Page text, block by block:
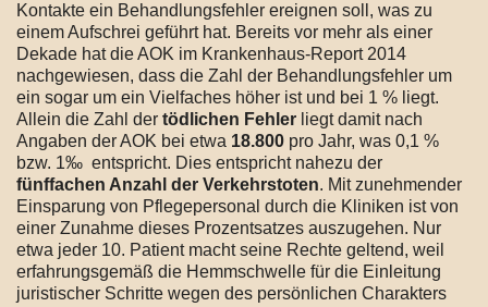
Kontakte ein Behandlungsfehler ereignen soll, was zu
einem Aufschrei geführt hat. Bereits vor mehr als einer
Dekade hat die AOK im Krankenhaus-Report 2014
nachgewiesen, dass die Zahl der Behandlungsfehler um
ein sogar um ein Vielfaches höher ist und bei 1 % liegt.
Allein die Zahl der tödlichen Fehler liegt damit nach
Angaben der AOK bei etwa 18.800 pro Jahr, was 0,1 %
bzw. 1‰ entspricht. Dies entspricht nahezu der
fünffachen Anzahl der Verkehrstoten. Mit zunehmender
Einsparung von Pflegepersonal durch die Kliniken ist von
einer Zunahme dieses Prozentsatzes auszugehen. Nur
etwa jeder 10. Patient macht seine Rechte geltend, weil
erfahrungsgemäß die Hemmschwelle für die Einleitung
juristischer Schritte wegen des persönlichen Charakters